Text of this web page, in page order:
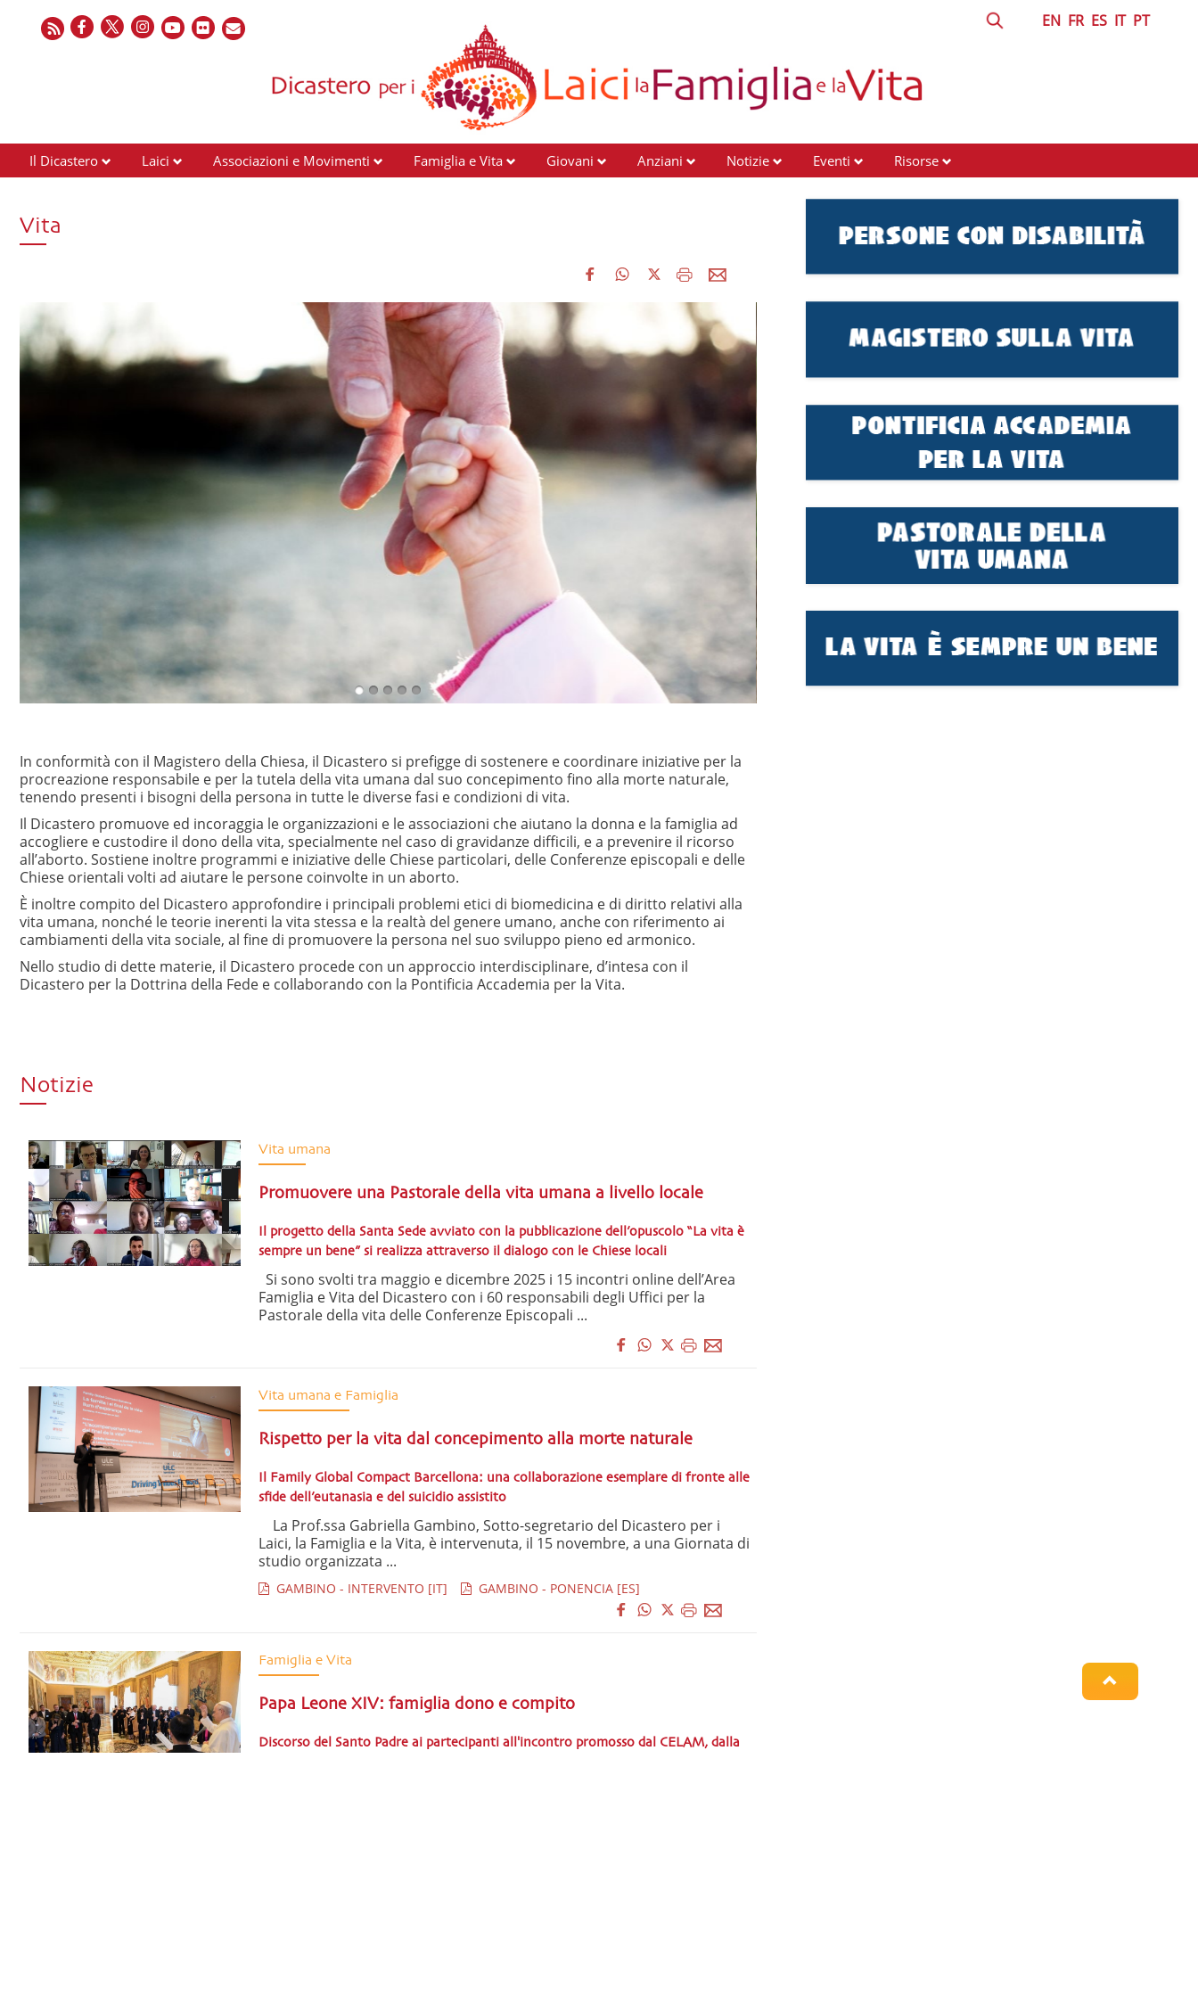
EN FR ES IT PT
Il Dicastero Laici Associazioni e Movimenti Famiglia e Vita Giovani Anziani Notizie Eventi Risorse
Vita
In conformità con il Magistero della Chiesa, il Dicastero si prefigge di sostenere e coordinare ini­ziative per la
procreazione responsabile e per la tutela della vita umana dal suo concepimento fino alla morte naturale,
tenendo presenti i bisogni della persona in tutte le diverse fasi e condizioni di vita.
Il Dicastero promuove ed incoraggia le organizzazioni e le associazioni che aiutano la donna e la fa­miglia ad
accogliere e custodire il dono della vita, specialmente nel caso di gravidanze difficili, e a prevenire il ricorso
all’aborto. Sostiene inoltre programmi e iniziative delle Chiese particolari, delle Conferenze episcopali e delle
Chiese orientali volti ad aiutare le persone coinvolte in un aborto.
È inoltre compito del Dicastero approfondire i principali problemi etici di biomedicina e di diritto relativi alla
vita umana, nonché le teorie inerenti la vita stessa e la realtà del genere umano, anche con riferimento ai
cambiamenti della vita sociale, al fine di promuovere la persona nel suo sviluppo pieno ed armonico.
Nello studio di dette materie, il Dicastero procede con un approccio interdisciplinare, d’intesa con il
Dicastero per la Dottrina della Fede e collaborando con la Pontificia Accademia per la Vita.
Notizie
Vita umana
Promuovere una Pastorale della vita umana a livello locale
Il progetto della Santa Sede avviato con la pubblicazione dell’opuscolo “La vita è
sempre un bene” si realizza attraverso il dialogo con le Chiese locali
Si sono svolti tra maggio e dicembre 2025 i 15 incontri online dell’Area
Famiglia e Vita del Dicastero con i 60 responsabili degli Uffici per la
Pastorale della vita delle Conferenze Episcopali ...
Vita umana e Famiglia
Rispetto per la vita dal concepimento alla morte naturale
Il Family Global Compact Barcellona: una collaborazione esemplare di fronte alle
sfide dell’eutanasia e del suicidio assistito
La Prof.ssa Gabriella Gambino, Sotto-segretario del Dicastero per i
Laici, la Famiglia e la Vita, è intervenuta, il 15 novembre, a una Giornata di
studio organizzata ...
GAMBINO - INTERVENTO [IT] GAMBINO - PONENCIA [ES]
Famiglia e Vita
Papa Leone XIV: famiglia dono e compito
Discorso del Santo Padre ai partecipanti all'incontro promosso dal CELAM, dalla